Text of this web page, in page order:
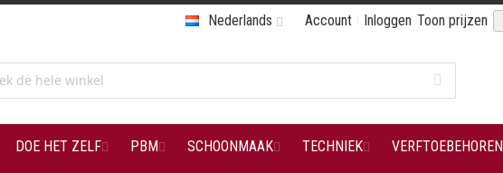
Account Inloggen Toon prijzen
Nederlands
DOE HET ZELF PBM SCHOONMAAK TECHNIEK VERFTOEBEHOREN